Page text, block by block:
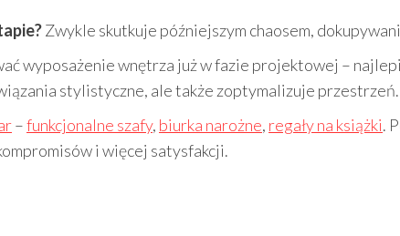
Zwykle skutkuje późniejszym chaosem,
wyposażenie wnętrza już w fazie projektowej –
stylistyczne, ale także zoptymalizuje przestrzeń.
–funkcjonalne szafy, biurka narożne, regały na książki.
i więcej satysfakcji.